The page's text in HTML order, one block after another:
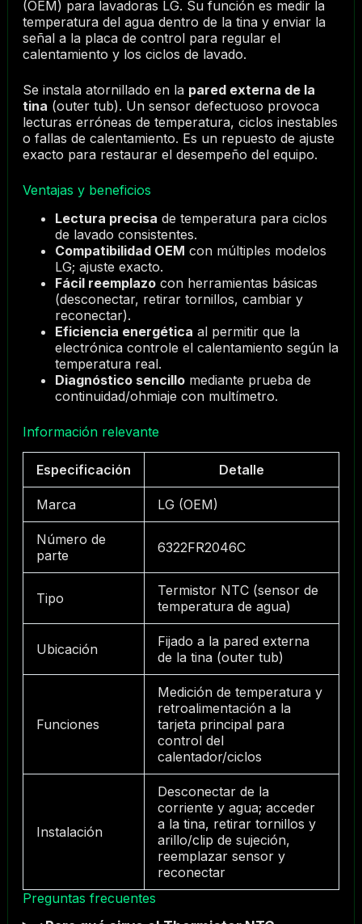
(OEM) para lavadoras LG. Su función es medir la
temperatura del agua dentro de la tina y enviar la
señal a la placa de control para regular el
calentamiento y los ciclos de lavado.
Se instala atornillado en la pared externa de la
tina (outer tub). Un sensor defectuoso provoca
lecturas erróneas de temperatura, ciclos inestables
o fallas de calentamiento. Es un repuesto de ajuste
exacto para restaurar el desempeño del equipo.
Ventajas y beneficios
Lectura precisa de temperatura para ciclos
de lavado consistentes.
Compatibilidad OEM con múltiples modelos
LG; ajuste exacto.
Fácil reemplazocon herramientas básicas
(desconectar, retirar tornillos, cambiar y
reconectar).
Eficiencia energética al permitir que la
electrónica controle el calentamiento según la
temperatura real.
Diagnóstico sencillomediante prueba de
continuidad/ohmiaje con multímetro.
Información relevante
Especificación Detalle
Marca LG (OEM)
Número de
parte
6322FR2046C
Tipo
Termistor NTC (sensor de
temperatura de agua)
Ubicación
Fijado a la pared externa
de la tina (outer tub)
Funciones
Medición de temperatura y
retroalimentación a la
tarjeta principal para
control del
calentador/ciclos
Instalación
Desconectar de la
corriente y agua; acceder
a la tina, retirar tornillos y
arillo/clip de sujeción,
reemplazar sensor y
reconectar
Preguntas frecuentes